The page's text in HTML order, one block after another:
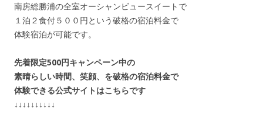
南房総勝浦の全室オーシャンビュースイートで
１泊２食付５００円という破格の宿泊料金で
体験宿泊が可能です。
先着限定500円キャンペーン中の
素晴らしい時間、笑顔、を破格の宿泊料金で
体験できる公式サイトはこちらです
↓↓↓↓↓↓↓↓↓↓